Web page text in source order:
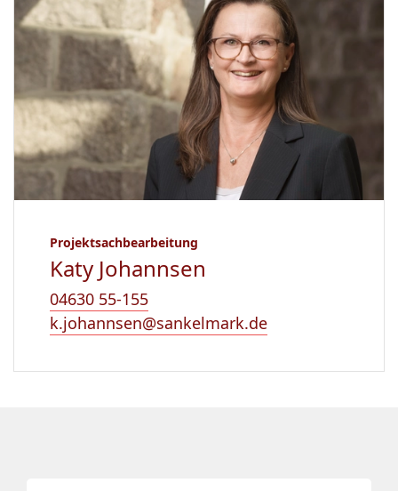
Projektsachbearbeitung
Katy Johannsen
04630 55-155
k.johannsen@sankelmark.de